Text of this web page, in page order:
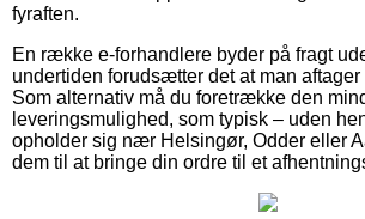
fyraften.
En række e-forhandlere byder på fragt
undertiden forudsætter det at man aftager
Som alternativ må du foretrække den
leveringsmulighed, som typisk – uden
opholder sig nær Helsingør, Odder eller
dem til at bringe din ordre til et